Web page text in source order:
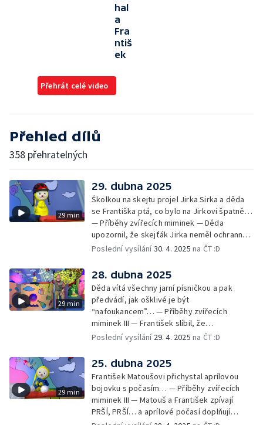
hal
a
Fra
ntiš
ek
Přehrát celé video
Přehled dílů
358 přehratelných
29 min
29. dubna 2025
Školkou na skejtu projel Jirka Sirka a děda
se Františka ptá, co bylo na Jirkovi špatně…
— Příběhy zvířecích miminek — Děda
upozornil, že skejťák Jirka neměl ochranné
pomůcky: helmu a chrániče pro
Obrázky a rozloučení
Poslední vysílání30. 4. 2025 na ČT :D
29 min
28. dubna 2025
Děda vítá všechny jarní písničkou a pak
předvádí, jak ošklivé je být
“nafoukancem”… — Příběhy zvířecích
miminek III — František slíbil, že
nafoukancem nikdy nebude a děda mu písní
Cvoček astronautem — Obrázky a
rozloučení
Poslední vysílání 29. 4. 2025 na ČT :D
29 min
25. dubna 2025
František Matoušovi přichystal aprílovou
bojovku s počasím… — Příběhy zvířecích
miminek III — Matouš a František zpívají
PRŠÍ, PRŠÍ… a aprílové počasí doplňují